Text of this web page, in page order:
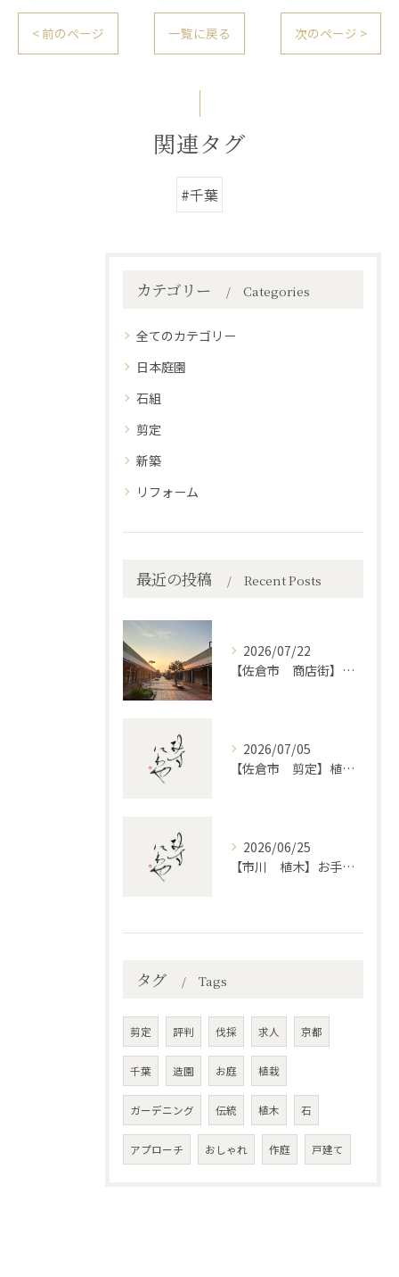
< 前のページ 一覧に戻る 次のページ >
関連タグ
#千葉
カテゴリー Categories
全てのカテゴリー
日本庭園
石組
剪定
新築
リフォーム
最近の投稿 Recent Posts
2026/07/22
【佐倉市 商店街】街路植木剪定
2026/07/05
【佐倉市 剪定】植木・庭木の剪定、プロに頼むとどう違うのか。
2026/06/25
【市川 植木】お手入れ【和モダンというお庭を考える】
タグ Tags
剪定 評判 伐採 求人 京都
千葉 造園 お庭 植栽
ガーデニング 伝統 植木 石
アプローチ おしゃれ 作庭 戸建て